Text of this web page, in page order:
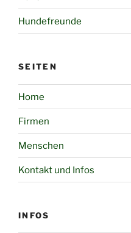
Hundefreunde
SEITEN
Home
Firmen
Menschen
Kontakt und Infos
INFOS